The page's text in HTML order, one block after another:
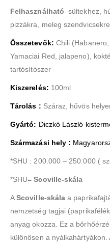
Felhasználható sültekhez,
pizzákra, meleg
Összetevők: Chili
Yamaciai Red, jalapeno),
tartósítószer
Kiszerelés: 100ml
Tárolás : Száraz, hűvös
Gyártó: Diczkó László
Származási hely :
*SHU : 200.000 – 250.000 (
*SHU=Scoville-skála
AScoville-skála a
nemzetség tagjai
anyag okozza. Ez a
különösen a